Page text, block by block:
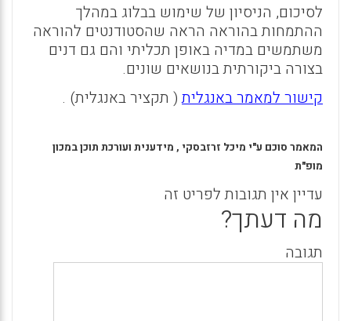
לסיכום, הניסיון של שימוש בבלוג במהלך
ההתמחות בהוראה הראה שהסטודנטים להוראה
משתמשים במדיה באופן תכליתי והם גם דנים
בצורה ביקורתית בנושאים שונים.
קישור למאמר באנגלית( תקציר באנגלית) .
המאמר סוכם ע"י מיכל זרזבסקי , מידענית ועורכת תוכן במכון
מופ"ת
עדיין אין תגובות לפריט זה
מה דעתך?
תגובה